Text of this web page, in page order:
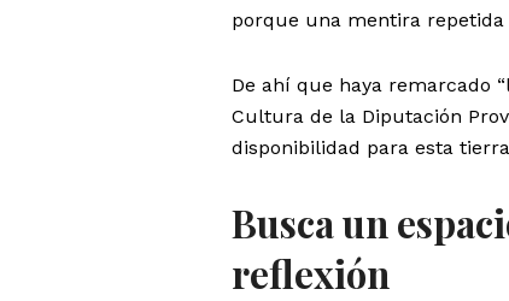
porque una mentira repetida
De ahí que haya remarcado
Cultura de la Diputación
disponibilidad para esta
Busca un
reflexión